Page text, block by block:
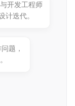
开发工程师
计迭代。
题，